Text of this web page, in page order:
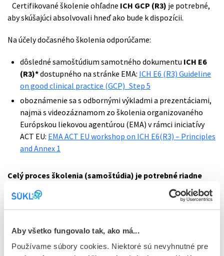
Aby všetko fungovalo tak, ako má...
Používame súbory cookies. Niektoré sú nevyhnutné pre
Certifikované školenie ohľadne ICH GCP (R3) je potrebné,
aby skúšajúci absolvovali hneď ako bude k dispozícii.
Na účely dočasného školenia odporúčame:
dôsledné samoštúdium samotného dokumentu ICH E6
(R3)*dostupného na stránke EMA: ICH E6 (R3) Guideline
on good clinical practice (GCP)_Step 5
oboznámenie sa s odbornými výkladmi a prezentáciami,
najmä s videozáznamom zo školenia organizovaného
Európskou liekovou agentúrou (EMA) v rámci iniciatívy
ACT EU: EMA ACT EU workshop on ICH E6(R3) – Principles
and Annex 1
Celý proces školenia (samoštúdia) je potrebné riadne
zdokumentovať v príslušnej dokumentácii KS, konkrétne:
vTMF (Trial Master File), ako aj
a tona účely inšpekcií správnej klinickej praxe